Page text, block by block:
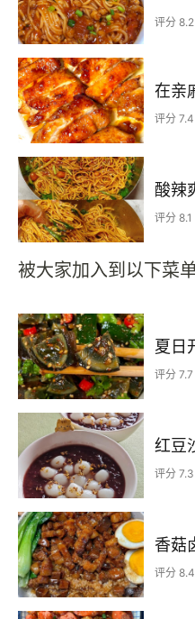
评分 8.2
在亲
评分 7.4
评分 8.1
被大家加入到以下菜
评分 7.7
红豆
评分 7.3
香菇
评分 8.4